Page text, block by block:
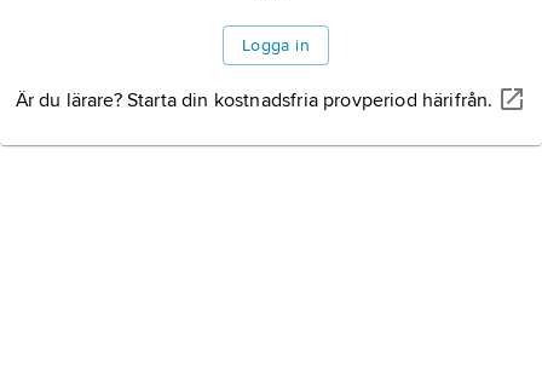
Logga in
Är du lärare? Starta din kostnadsfria provperiod härifrån.